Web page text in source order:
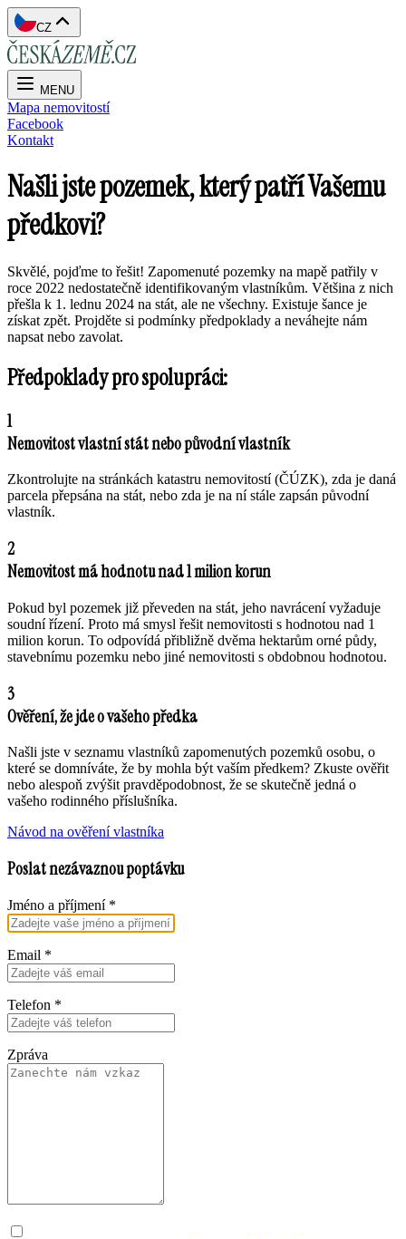
CZ
MENU
Mapa nemovitostí
Facebook
Kontakt
Našli jste pozemek, který patří Vašemu
předkovi?
Skvělé, pojďme to řešit! Zapomenuté pozemky na mapě patřily v
roce 2022 nedostatečně identifikovaným vlastníkům. Většina z nich
přešla k 1. lednu 2024 na stát, ale ne všechny. Existuje šance je
získat zpět. Projděte si podmínky předpoklady a neváhejte nám
napsat nebo zavolat.
Předpoklady pro spolupráci:
1
Nemovitost vlastní stát nebo původní vlastník
Zkontrolujte na stránkách katastru nemovitostí (ČÚZK), zda je daná
parcela přepsána na stát, nebo zda je na ní stále zapsán původní
vlastník.
2
Nemovitost má hodnotu nad 1 milion korun
Pokud byl pozemek již převeden na stát, jeho navrácení vyžaduje
soudní řízení. Proto má smysl řešit nemovitosti s hodnotou nad 1
milion korun. To odpovídá přibližně dvěma hektarům orné půdy,
stavebnímu pozemku nebo jiné nemovitosti s obdobnou hodnotou.
3
Ověření, že jde o vašeho předka
Našli jste v seznamu vlastníků zapomenutých pozemků osobu, o
které se domníváte, že by mohla být vaším předkem? Zkuste ověřit
nebo alespoň zvýšit pravděpodobnost, že se skutečně jedná o
vašeho rodinného příslušníka.
Návod na ověření vlastníka
Poslat nezávaznou poptávku
Jméno a příjmení *
Email *
Telefon *
Zpráva